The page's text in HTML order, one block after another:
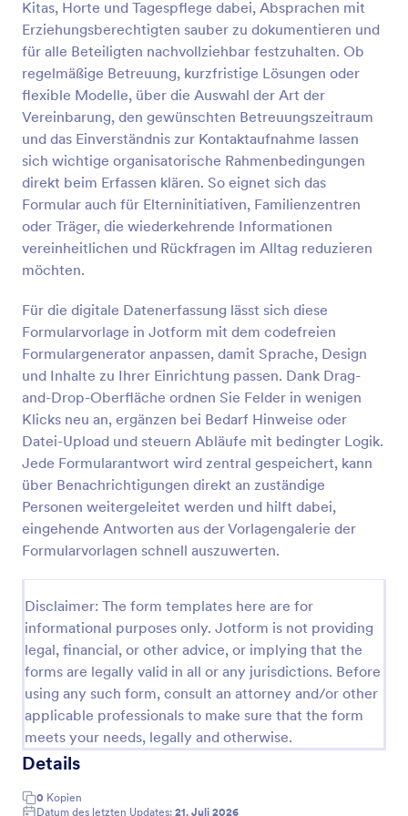
Kitas, Horte und Tagespflege dabei, Absprachen mit
Erziehungsberechtigten sauber zu dokumentieren und
für alle Beteiligten nachvollziehbar festzuhalten. Ob
regelmäßige Betreuung, kurzfristige Lösungen oder
flexible Modelle, über die Auswahl der Art der
Vereinbarung, den gewünschten Betreuungszeitraum
und das Einverständnis zur Kontaktaufnahme lassen
sich wichtige organisatorische Rahmenbedingungen
direkt beim Erfassen klären. So eignet sich das
Formular auch für Elterninitiativen, Familienzentren
oder Träger, die wiederkehrende Informationen
vereinheitlichen und Rückfragen im Alltag reduzieren
möchten.
Für die digitale Datenerfassung lässt sich diese
Formularvorlage in Jotform mit dem codefreien
Formulargenerator anpassen, damit Sprache, Design
und Inhalte zu Ihrer Einrichtung passen. Dank Drag-
and-Drop-Oberfläche ordnen Sie Felder in wenigen
Klicks neu an, ergänzen bei Bedarf Hinweise oder
Datei-Upload und steuern Abläufe mit bedingter Logik.
Jede Formularantwort wird zentral gespeichert, kann
über Benachrichtigungen direkt an zuständige
Personen weitergeleitet werden und hilft dabei,
eingehende Antworten aus der Vorlagengalerie der
Formularvorlagen schnell auszuwerten.
Disclaimer: The form templates here are for
informational purposes only. Jotform is not providing
legal, financial, or other advice, or implying that the
forms are legally valid in all or any jurisdictions. Before
using any such form, consult an attorney and/or other
applicable professionals to make sure that the form
meets your needs, legally and otherwise.
Details
0 Kopien
Datum des letzten Updates: 21. Juli 2026
Vorschau
Formular Für Die Sexuelle Einwilligung
Ein Formular für die sexuelle Einwilligung ist eine
Vereinbarung zwischen Erwachsenen, in der sie ihre
Bedingungen und Einschränkungen in Bezug auf
ihre Absicht, Sex zu haben, niederschreiben. Da es
sich um eine einvernehmliche Vereinbarung handelt,
sollten die Parteien notwendigerweise ehrlich
im Falle jeglicher Form von Betrug,
Falschdarstellung oder Abweichung von ihrer
Vereinbarung für ihre Handlungen verantwortlich.
Dieses Formular für die sexuelle Einwilligung
ermöglicht es dem Paar, spezifische Informationen
in ihre Vereinbarung einzutragen und die genauen
Erlaubnisse der einwilligenden Partei sowie die
Gültigkeitsdauer der Vereinbarung aufzuführen. Es
stellt auch sicher, dass eine Erklärung abgegeben
wird, dass sie sicher und frei von sexuell
übertragbaren Krankheiten sind, für die sie bei
Zuwiderhandlung dem anderen gegenüber haften
Go to Category:
Einverständniserklärungen
Vorschau